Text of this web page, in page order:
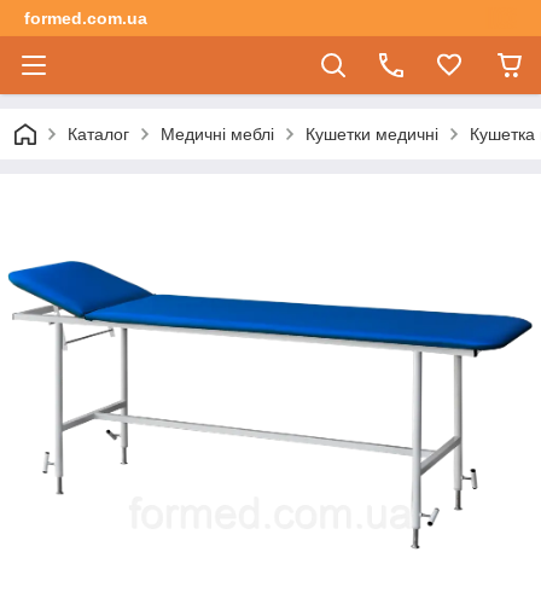
formed.com.ua
Каталог Медичні меблі Кушетки медичні